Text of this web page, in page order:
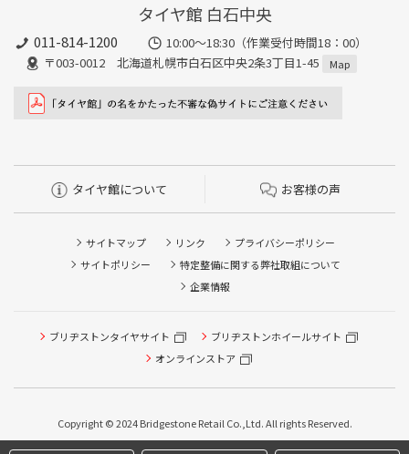
タイヤ館 白石中央
011-814-1200
10:00～18:30（作業受付時間18：00）
〒003-0012 北海道札幌市白石区中央2条3丁目1-45
Map
タイヤ館について お客様の声
サイトマップ リンク
プライバシーポリシー
サイトポリシー
特定整備に関する弊社取組について
企業情報
ブリヂストンタイヤサイト
ブリヂストンホイールサイト
オンラインストア
Copyright © 2024 Bridgestone Retail Co.,Ltd. All rights Reserved.
ピット作業の予約
クローク契約会員専用タイヤ履き替え※タイヤ履き替えを
方はご利用いただけません